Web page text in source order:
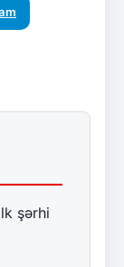
şərhi